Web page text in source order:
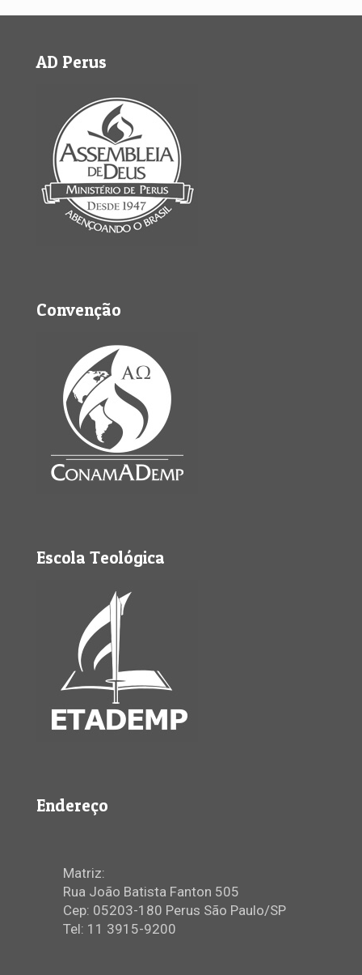
AD Perus
Convenção
Escola Teológica
Endereço
Matriz:
Rua João Batista Fanton 505
Cep: 05203-180 Perus São Paulo/SP
Tel: 11 3915-9200